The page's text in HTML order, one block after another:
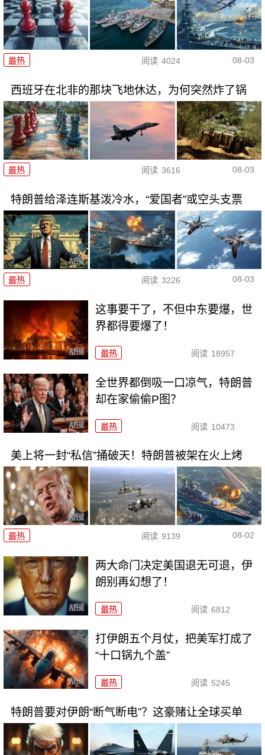
最热 阅读 4024 08-03
西班牙在北非的那块飞地休达，为何突然炸了锅
最热 阅读 3616 08-03
特朗普给泽连斯基泼冷水，“爱国者”或空头支票
最热 阅读 3226 08-03
这事要干了，不但中东要爆，世
界都得要爆了！
最热 阅读 18957
全世界都倒吸一口凉气，特朗普
却在家偷偷P图？
最热 阅读 10473
美上将一封“私信”捅破天！特朗普被架在火上烤
最热 阅读 9139 08-02
两大命门决定美国退无可退，伊
朗别再幻想了！
最热 阅读 6812
打伊朗五个月仗，把美军打成了
“十口锅九个盖”
最热 阅读 5245
特朗普要对伊朗“断气断电”？这豪赌让全球买单